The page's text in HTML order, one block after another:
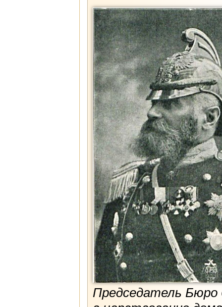
Председатель Бюро